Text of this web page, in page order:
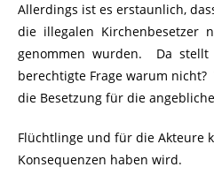
Allerdings ist es erstaunlich,
die illegalen Kirchenbesetzer
genommen wurden. Da stellt
berechtigte Frage warum
die Besetzung für die
Flüchtlinge und für die Akteure
Konsequenzen haben wird.